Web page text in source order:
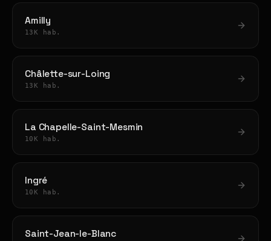
Amilly
13K hab.
Châlette-sur-Loing
13K hab.
La Chapelle-Saint-Mesmin
10K hab.
Ingré
10K hab.
Saint-Jean-le-Blanc